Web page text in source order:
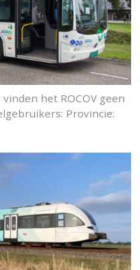
het ROCOV geen
Provincie: